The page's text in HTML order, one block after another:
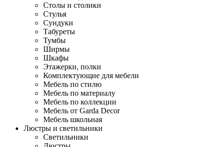
Столы и столики
Стулья
Сундуки
Табуреты
Тумбы
Ширмы
Шкафы
Этажерки, полки
Комплектующие для мебели
Мебель по стилю
Мебель по материалу
Мебель по коллекции
Мебель от Garda Decor
Мебель школьная
Люстры и светильники
Светильники